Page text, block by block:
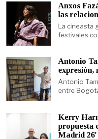
Anxos
las
La cineasta
festivales
Antonio
expresión,
Antonio
entre
Kerry
propuesta
Madrid 26′